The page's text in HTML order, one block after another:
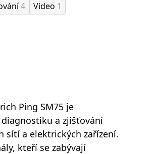
4 Video 1
Ping SM75 je
a zjišťování
sítí a elektrických zařízení.
kteří se zabývají